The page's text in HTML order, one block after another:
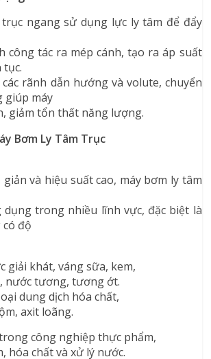
ngang sử dụng lực ly tâm để đẩy
công tác ra mép cánh, tạo ra áp suất
tục.
rãnh dẫn hướng và volute, chuyển
giúp máy
giảm tổn thất năng lượng.
Bơm Ly Tâm Trục
và hiệu suất cao, máy bơm ly tâm
trong nhiều lĩnh vực, đặc biệt là
có độ
giải khát, váng sữa, kem,
nước tương, tương ớt.
dung dịch hóa chất,
axit loãng.
công nghiệp thực phẩm,
hóa chất và xử lý nước.